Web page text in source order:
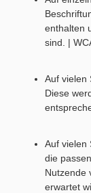
enthalten
sind. |
Auf vielen
Diese
Auf vielen
die
Nutzende
erwartet